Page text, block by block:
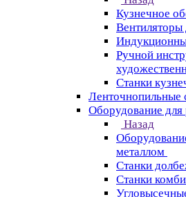
Кузнечное
Вентиляторы
Ручной
Станки
Ленточнопильные
Оборудование
Назад
металлом
Станки
Станки